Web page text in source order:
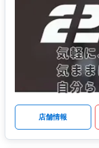
店舗情報